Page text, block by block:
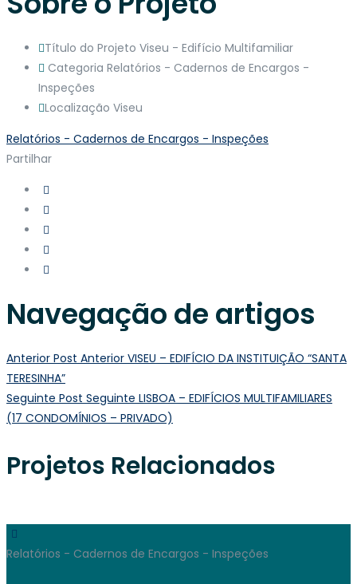
Título do Projeto Viseu - Edifício Multifamiliar
Categoria Relatórios - Cadernos de Encargos -
Inspeções
Localização Viseu
Relatórios - Cadernos de Encargos - Inspeções
Partilhar
Navegação de artigos
Anterior Post Anterior VISEU – EDIFÍCIO DA INSTITUIÇÃO “SANTA
TERESINHA”
Seguinte Post Seguinte LISBOA – EDIFÍCIOS MULTIFAMILIARES
(17 CONDOMÍNIOS – PRIVADO)
Projetos Relacionados
Relatórios - Cadernos de Encargos - Inspeções